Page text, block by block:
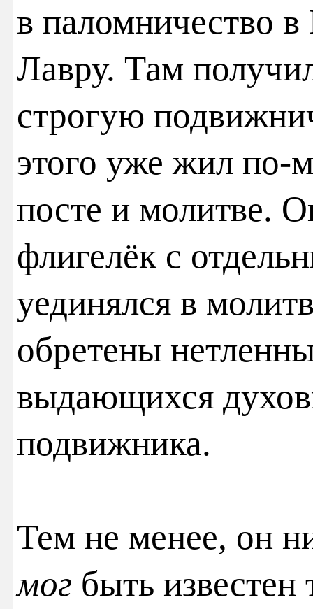
в паломничество
Лавру. Там
строгую
этого уже жил
посте и молитве.
флигелёк с
уединялся в
обретены
выдающихся
подвижника.
Тем не менее, он
мог быть